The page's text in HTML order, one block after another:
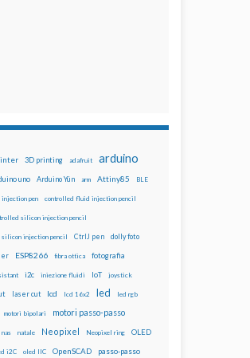
3D printing adafruit arduino
uno Arduino Yún arm Attiny85 BLE
pen controlled fluid injection pencil
silicon injection pencil
silicon injection pencil CtrlJ pen dolly foto
ESP8266 fibra ottica fotografia
i2c iniezione fluidi IoT joystick
laser cut lcd lcd 16x2 led led rgb
motori bipolari motori passo-passo
nas natale Neopixel Neopixel ring OLED
i2C oled IIC OpenSCAD passo-passo